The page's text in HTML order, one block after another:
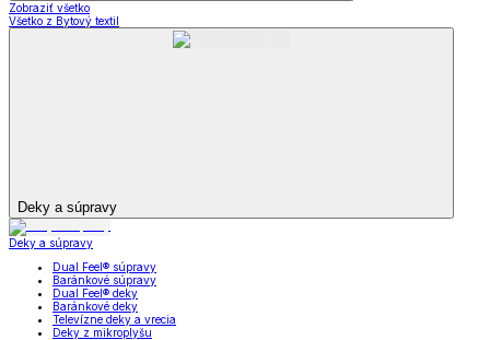
Zobraziť všetko
Všetko z Bytový textil
Deky a súpravy
Deky a súpravy
Dual Feel® súpravy
Baránkové súpravy
Dual Feel® deky
Baránkové deky
Televízne deky a vrecia
Deky z mikroplyšu